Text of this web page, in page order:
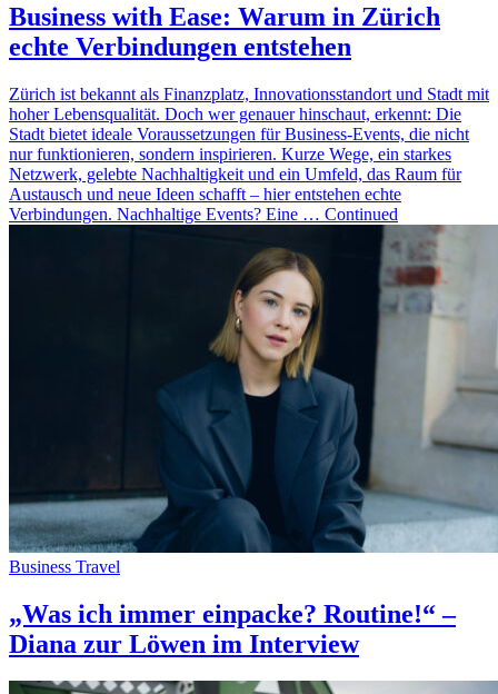
Business with Ease: Warum in Zürich
echte Verbindungen entstehen
Zürich ist bekannt als Finanzplatz, Innovationsstandort und Stadt mit
hoher Lebensqualität. Doch wer genauer hinschaut, erkennt: Die
Stadt bietet ideale Voraussetzungen für Business-Events, die nicht
nur funktionieren, sondern inspirieren. Kurze Wege, ein starkes
Netzwerk, gelebte Nachhaltigkeit und ein Umfeld, das Raum für
Austausch und neue Ideen schafft – hier entstehen echte
Verbindungen. Nachhaltige Events? Eine … Continued
Business Travel
„Was ich immer einpacke? Routine!“ –
Diana zur Löwen im Interview